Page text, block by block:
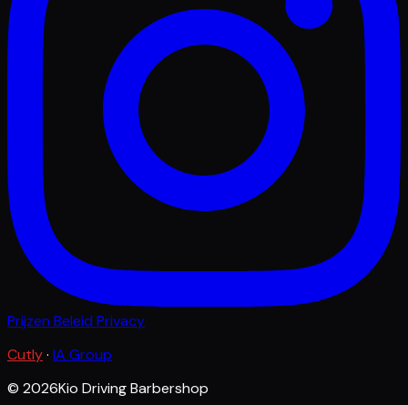
Prijzen Beleid Privacy
Cutly· IA Group
© 2026Kio Driving Barbershop